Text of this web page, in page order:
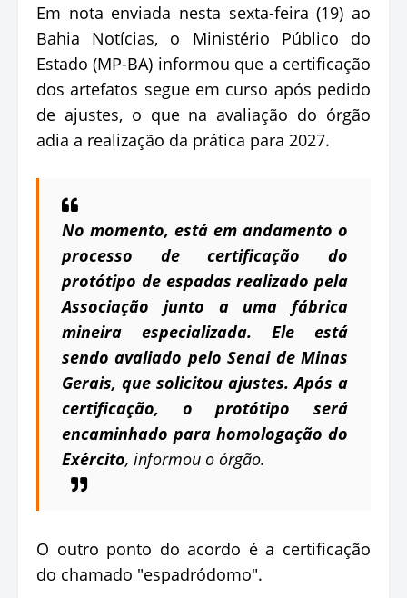
Em nota enviada nesta sexta-feira (19) ao
Bahia Notícias, o Ministério Público do
Estado (MP-BA) informou que a certificação
dos artefatos segue em curso após pedido
de ajustes, o que na avaliação do órgão
adia a realização da prática para 2027.
No momento, está em andamento o
processo de certificação do
protótipo de espadas realizado pela
Associação junto a uma fábrica
mineira especializada. Ele está
sendo avaliado pelo Senai de Minas
Gerais, que solicitou ajustes. Após a
certificação, o protótipo será
encaminhado para homologação do
Exército, informou o órgão.
O outro ponto do acordo é a certificação
do chamado "espadródomo".